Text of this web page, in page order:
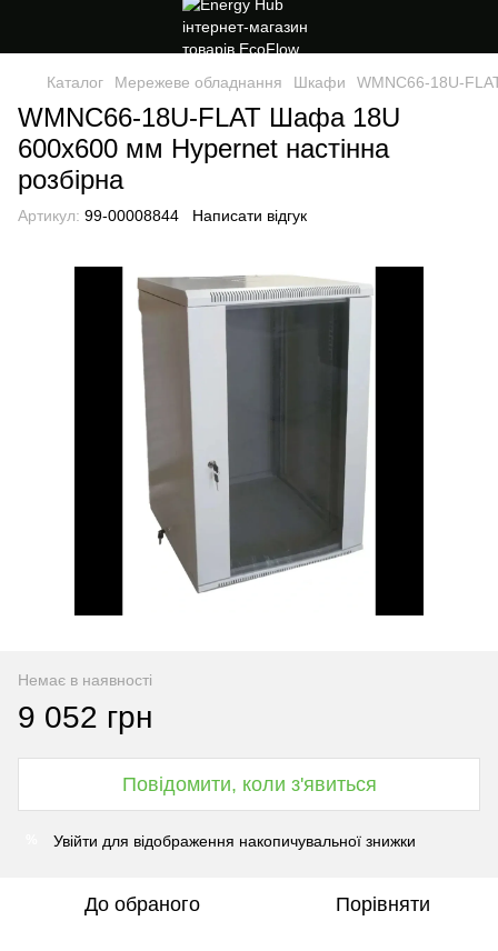
Каталог Мережеве обладнання Шкафи WMNC66-18U-
WMNC66-18U-FLAT Шафа 18U
600x600 мм Hypernet настінна
розбірна
Артикул: 99-00008844 Написати відгук
Немає в наявності
9 052 грн
Повідомити, коли з'явиться
Увійти для відображення накопичувальної знижки
До обраного Порівняти